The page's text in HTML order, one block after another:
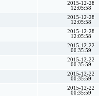
2015-12-28
12:05:58
2015-12-28
12:05:58
2015-12-28
12:05:58
2015-12-22
00:35:59
2015-12-22
00:35:59
2015-12-22
00:35:59
2015-12-22
00:35:59